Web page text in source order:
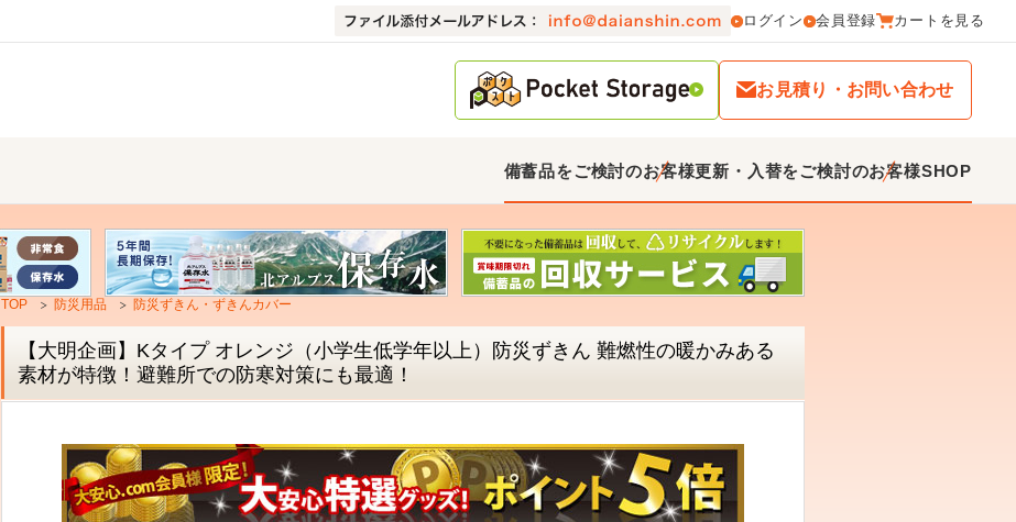
ログイン 会員登録 カートを見る
お見積り・お問い合わせ
備蓄品をご検討のお客様更新・入替をご検討のお客様SHOP
TOP 防災用品 防災ずきん・ずきんカバー
【大明企画】Kタイプ オレンジ（小学生低学年以上）防災ずきん 難燃性の暖かみある
素材が特徴！避難所での防寒対策にも最適！